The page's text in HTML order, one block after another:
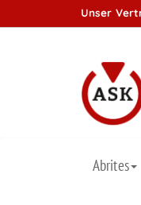
Unser
Abrites